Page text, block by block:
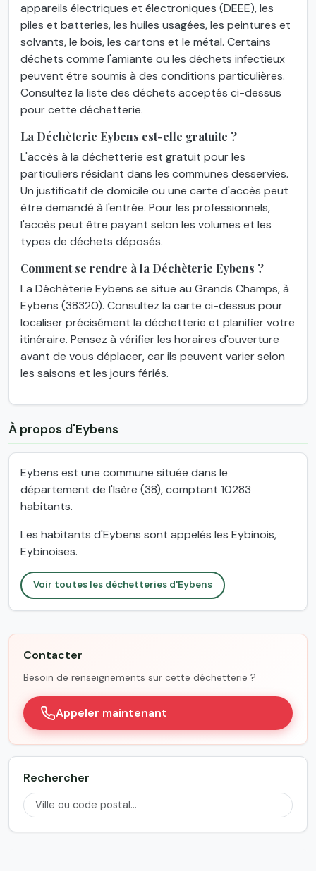
appareils électriques et électroniques (DEEE), les
piles et batteries, les huiles usagées, les peintures et
solvants, le bois, les cartons et le métal. Certains
déchets comme l'amiante ou les déchets infectieux
peuvent être soumis à des conditions particulières.
Consultez la liste des déchets acceptés ci-dessus
pour cette déchetterie.
La Déchèterie Eybens est-elle gratuite ?
L'accès à la déchetterie est gratuit pour les
particuliers résidant dans les communes desservies.
Un justificatif de domicile ou une carte d'accès peut
être demandé à l'entrée. Pour les professionnels,
l'accès peut être payant selon les volumes et les
types de déchets déposés.
Comment se rendre à la Déchèterie Eybens ?
La Déchèterie Eybens se situe au Grands Champs, à
Eybens (38320). Consultez la carte ci-dessus pour
localiser précisément la déchetterie et planifier votre
itinéraire. Pensez à vérifier les horaires d'ouverture
avant de vous déplacer, car ils peuvent varier selon
les saisons et les jours fériés.
À propos d'Eybens
Eybens est une commune située dans le
département de l'Isère (38), comptant 10283
habitants.
Les habitants d'Eybens sont appelés les Eybinois,
Eybinoises.
Voir toutes les déchetteries d'Eybens
Contacter
Besoin de renseignements sur cette déchetterie ?
Appeler maintenant
Rechercher